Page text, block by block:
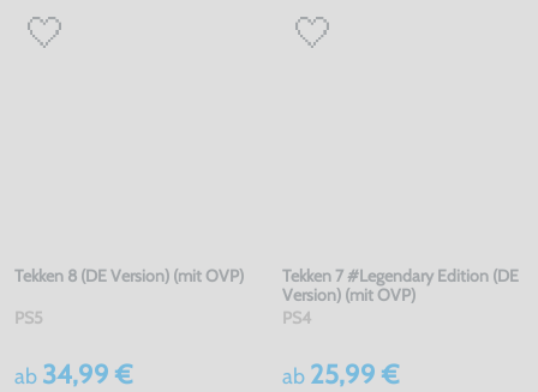
Tekken 8 (DE Version) (mit OVP)
PS5
ab 34,99 €
Tekken 7 #Legendary Edition (DE
Version) (mit OVP)
PS4
ab 25,99 €